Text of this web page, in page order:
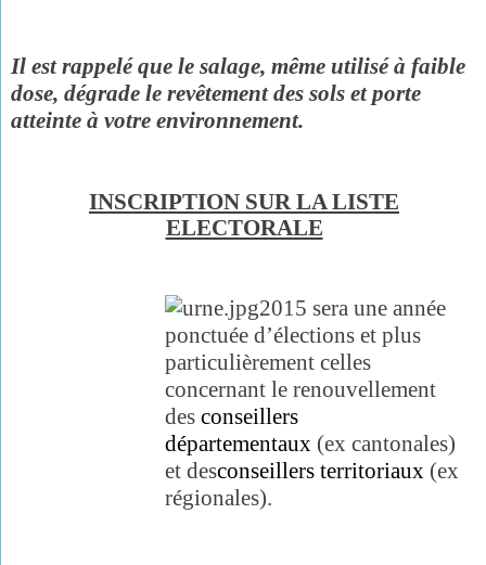
Il est rappelé que le salage, même utilisé à faible
dose, dégrade le revêtement des sols et porte
atteinte à votre environnement.
INSCRIPTION SUR LA LISTE
ELECTORALE
2015 sera une année
ponctuée d’élections et plus
particulièrement celles
concernant le renouvellement
des conseillers
départementaux(ex cantonales)
et desconseillers territoriaux(ex
régionales).